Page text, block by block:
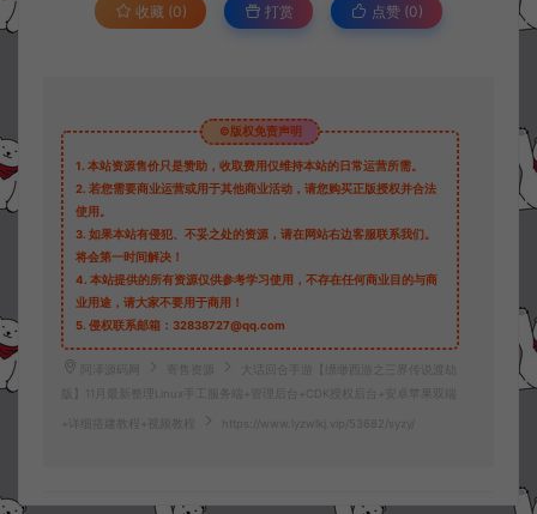
收藏 (0) 打赏 点赞 (0)
©版权免责声明
1. 本站资源售价只是赞助，收取费用仅维持本站的日常运营所需。
2. 若您需要商业运营或用于其他商业活动，请您购买正版授权并合法
使用。
3. 如果本站有侵犯、不妥之处的资源，请在网站右边客服联系我们。
将会第一时间解决！
4. 本站提供的所有资源仅供参考学习使用，不存在任何商业目的与商
业用途，请大家不要用于商用！
5. 侵权联系邮箱：32838727@qq.com
阿泽源码网 寄售资源
大话回合手游【缥缈西游之三界传说渡劫
版】11月最新整理Linux手工服务端+管理后台+CDK授权后台+安卓苹果双端
+详细搭建教程+视频教程 https://www.lyzwlkj.vip/53682/syzy/